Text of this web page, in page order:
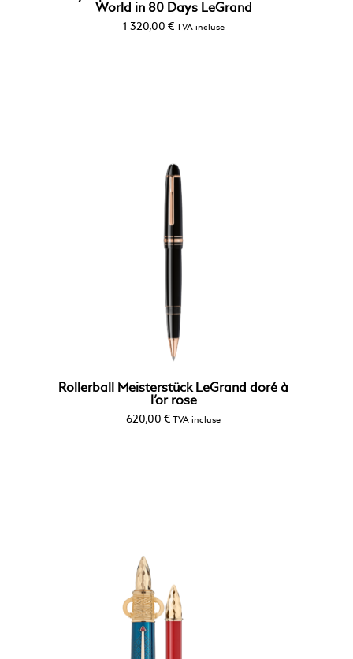
World in 80 Days LeGrand
1 320,00 € TVA incluse
Rollerball Meisterstück LeGrand doré à
l’or rose
620,00 € TVA incluse